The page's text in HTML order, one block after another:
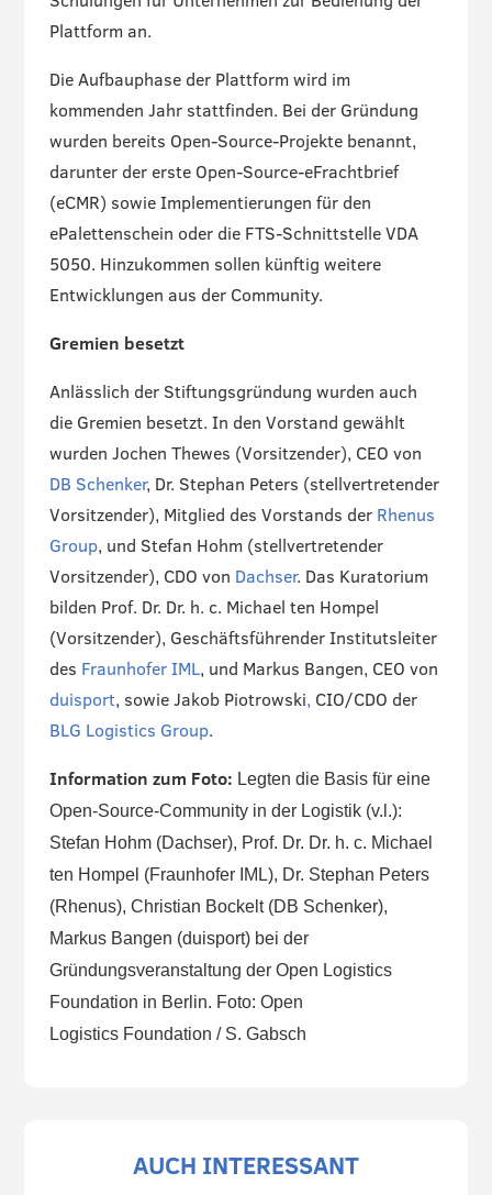
Plattform an.
Die Aufbauphase der Plattform wird im
kommenden Jahr stattfinden. Bei der Gründung
wurden bereits Open-Source-Projekte benannt,
darunter der erste Open-Source-eFrachtbrief
(eCMR) sowie Implementierungen für den
ePalettenschein oder die FTS-Schnittstelle VDA
5050. Hinzukommen sollen künftig weitere
Entwicklungen aus der Community.
Gremien besetzt
Anlässlich der Stiftungsgründung wurden auch
die Gremien besetzt. In den Vorstand gewählt
wurden Jochen Thewes (Vorsitzender), CEO von
DB Schenker, Dr. Stephan Peters (stellvertretender
Vorsitzender), Mitglied des Vorstands der Rhenus
Group, und Stefan Hohm (stellvertretender
Vorsitzender), CDO von Dachser. Das Kuratorium
bilden Prof. Dr. Dr. h. c. Michael ten Hompel
(Vorsitzender), Geschäftsführender Institutsleiter
des Fraunhofer IML, und Markus Bangen, CEO von
duisport, sowie Jakob Piotrowski, CIO/CDO der
BLG Logistics Group.
Information zum Foto: Legten die Basis für eine
Open-Source-Community in der Logistik (v.l.):
Stefan Hohm (Dachser), Prof. Dr. Dr. h. c. Michael
ten Hompel (Fraunhofer IML), Dr. Stephan Peters
(Rhenus), Christian Bockelt (DB Schenker),
Markus Bangen (duisport) bei der
Gründungsveranstaltung der Open Logistics
Foundation in Berlin. Foto: Open
Logistics Foundation / S. Gabsch
AUCH INTERESSANT